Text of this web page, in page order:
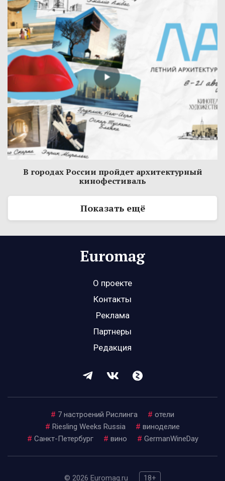
В городах России пройдет архитектурный
кинофестиваль
Показать ещё
О проекте
Контакты
Реклама
Партнеры
Редакция
# 7 настроений Рислинга # отели
# Riesling Weeks Russia # виноделие
# Санкт-Петербург # вино # GermanWineDay
© 2026 Euromag.ru 18+